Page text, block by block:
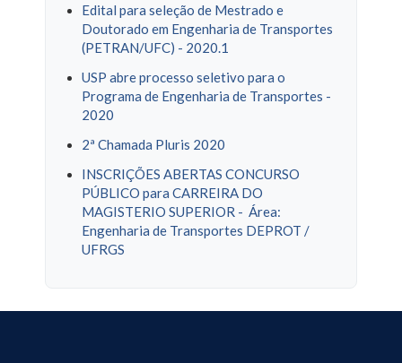
Edital para seleção de Mestrado e
Doutorado em Engenharia de Transportes
(PETRAN/UFC) - 2020.1
USP abre processo seletivo para o
Programa de Engenharia de Transportes -
2020
2ª Chamada Pluris 2020
INSCRIÇÕES ABERTAS CONCURSO
PÚBLICO para CARREIRA DO
MAGISTERIO SUPERIOR - Área:
Engenharia de Transportes DEPROT /
UFRGS